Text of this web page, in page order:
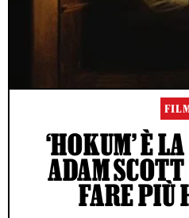
‘HOKUM’ È
ADAM
FARE PIÙ